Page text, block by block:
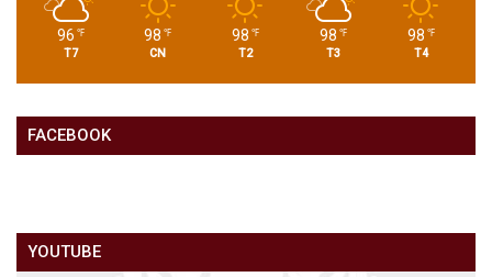
96 ℉
T7
98 ℉
CN
98 ℉
T2
98 ℉
T3
98 ℉
T4
FACEBOOK
YOUTUBE